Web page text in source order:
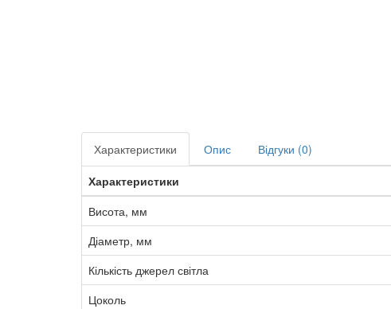
Характеристики
Опис
Відгуки (0)
Характеристики
Висота, мм
Діаметр, мм
Кількість джерел світла
Цоколь